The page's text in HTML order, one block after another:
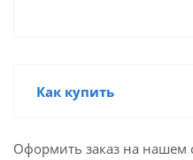
Как купить
Оформить заказ на нашем